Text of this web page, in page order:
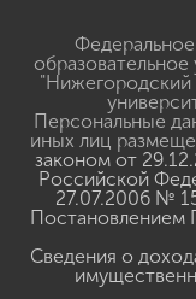
"Нижегородский
Персональные
иных лиц
законом от
Российской
27.07.2006 №
Постановлением
Сведения о